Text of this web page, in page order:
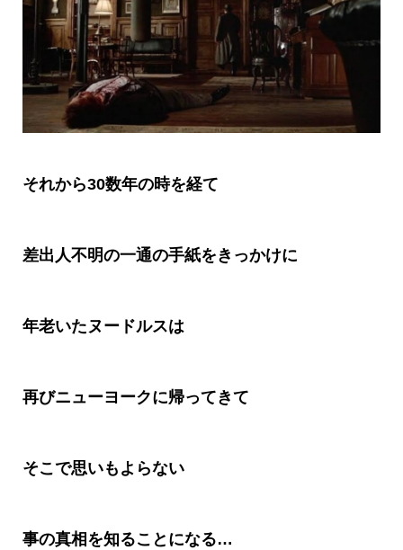
それから30数年の時を経て
差出人不明の一通の手紙をきっかけに
年老いたヌードルスは
再びニューヨークに帰ってきて
そこで思いもよらない
事の真相を知ることになる…